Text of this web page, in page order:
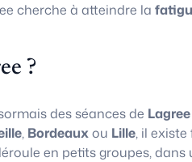
cherche à atteindre la
?
des séances de Lagree
, Bordeauxou Lille, il
en petits groupes,